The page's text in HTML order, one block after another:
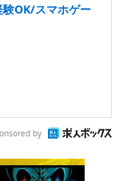
OK/スマホゲー
by